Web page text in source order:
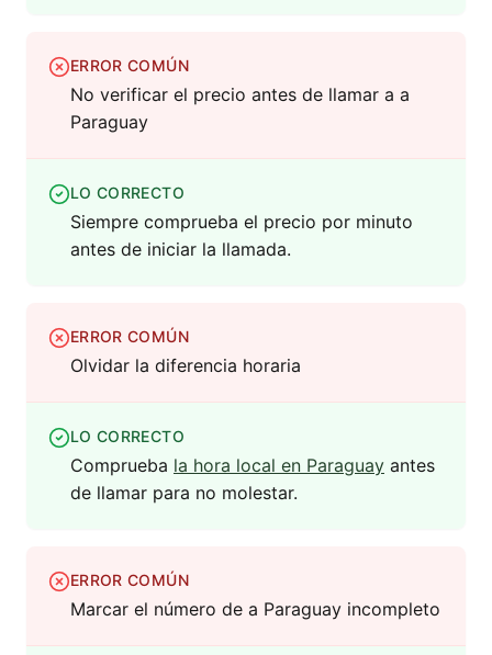
ERROR COMÚN
No verificar el precio antes de llamar a a
Paraguay
LO CORRECTO
Siempre comprueba el precio por minuto
antes de iniciar la llamada.
ERROR COMÚN
Olvidar la diferencia horaria
LO CORRECTO
Comprueba la hora local en Paraguay antes
de llamar para no molestar.
ERROR COMÚN
Marcar el número de a Paraguay incompleto